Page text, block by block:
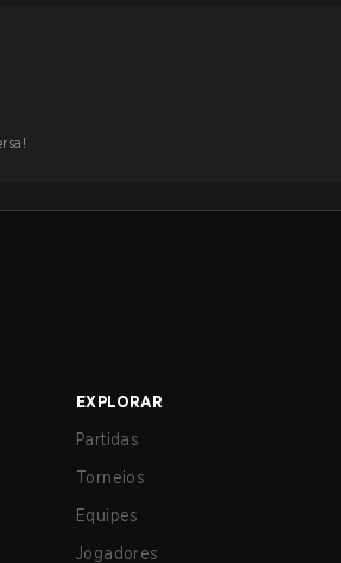
EXPLORAR
Partidas
Torneios
Equipes
Jogadores